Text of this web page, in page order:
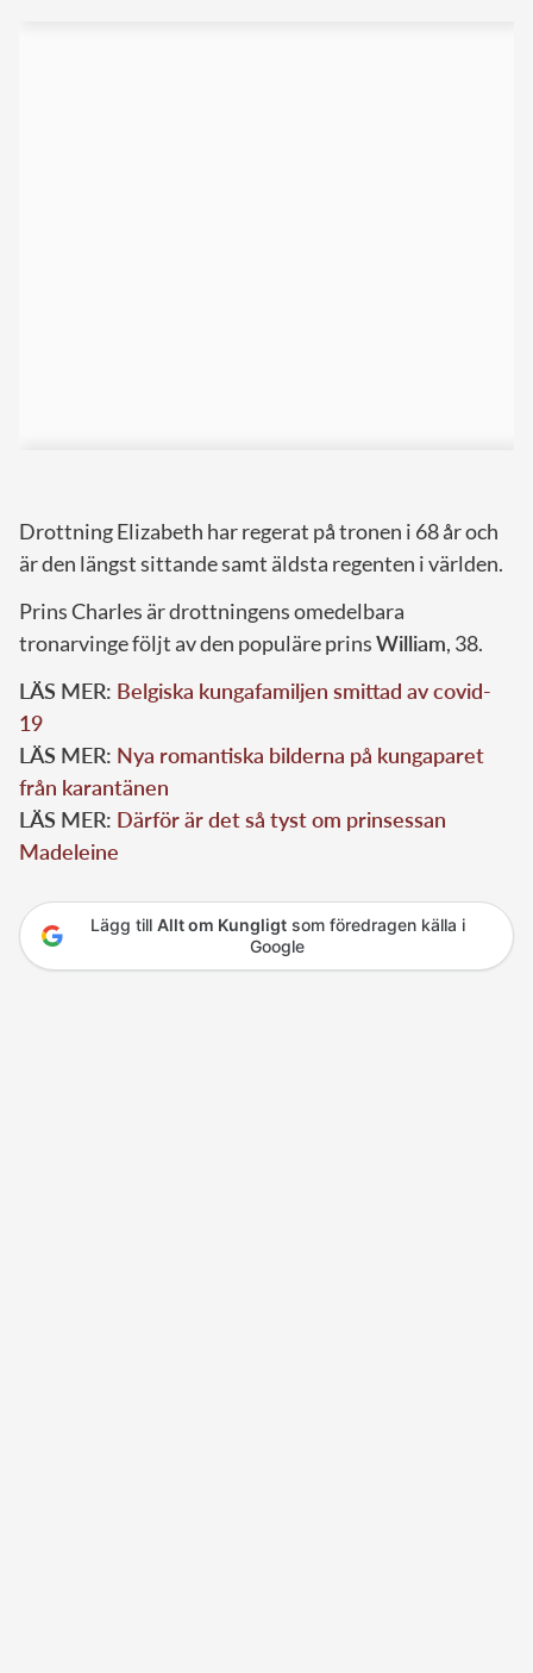
Drottning Elizabeth har regerat på tronen i 68 år och
är den längst sittande samt äldsta regenten i världen.
Prins Charles är drottningens omedelbara
tronarvinge följt av den populäre prinsWilliam, 38.
LÄS MER: Belgiska kungafamiljen smittad av covid-
19
LÄS MER: Nya romantiska bilderna på kungaparet
från karantänen
LÄS MER: Därför är det så tyst om prinsessan
Madeleine
Lägg till Allt om Kungligtsom föredragen källa i
Google